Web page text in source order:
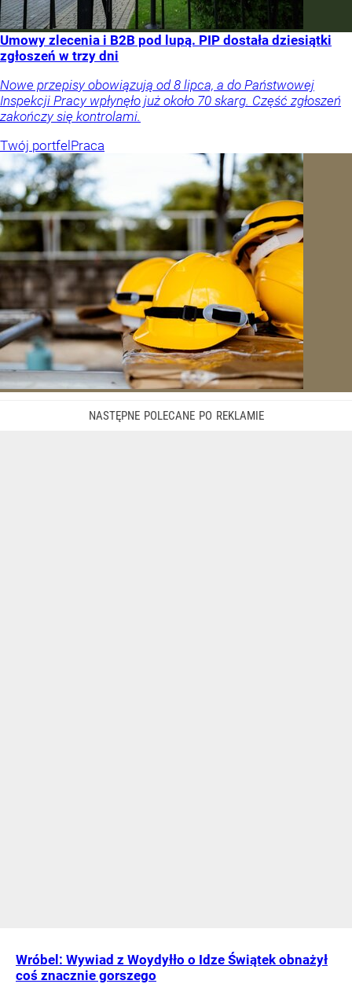
Umowy zlecenia i B2B pod lupą. PIP dostała dziesiątki
zgłoszeń w trzy dni
Nowe przepisy obowiązują od 8 lipca, a do Państwowej
Inspekcji Pracy wpłynęło już około 70 skarg. Część zgłoszeń
zakończy się kontrolami.
Twój portfelPraca
Wróbel: Wywiad z Woydyłło o Idze Świątek obnażył
coś znacznie gorszego